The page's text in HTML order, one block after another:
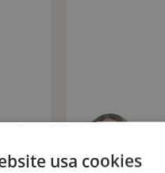
usa cookies